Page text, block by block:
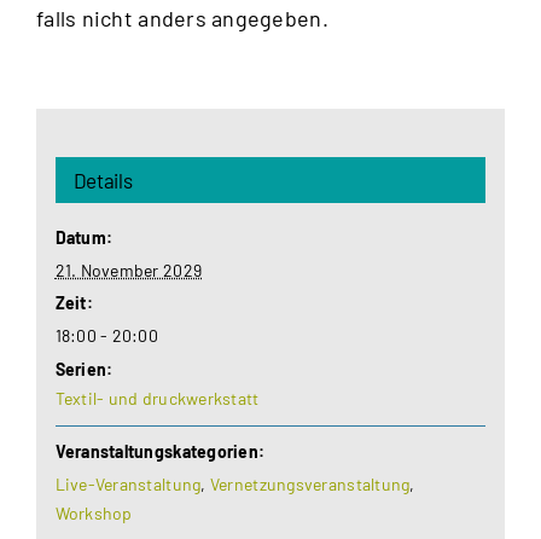
falls nicht anders angegeben.
Details
Datum:
21. November 2029
Zeit:
18:00 - 20:00
Serien:
Textil- und druckwerkstatt
Veranstaltungskategorien:
Live-Veranstaltung, Vernetzungsveranstaltung,
Workshop